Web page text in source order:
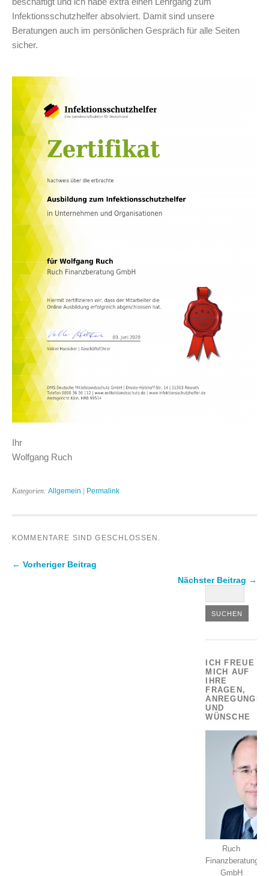
Infektionsschutzhelfer absolviert. Damit sind unsere
Beratungen auch im persönlichen Gespräch für alle Seiten
sicher.
Ihr
Wolfgang Ruch
Kategorien: Allgemein | Permalink
KOMMENTARE SIND GESCHLOSSEN.
← Vorheriger Beitrag
Nächster Beitrag →
ICH FREUE
MICH AUF
IHRE
FRAGEN,
ANREGUNGEN
UND
WÜNSCHE
Ruch
Finanzberatung
GmbH